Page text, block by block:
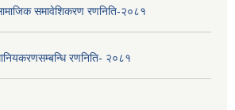
समावेशिकरण रणनिति-२०८१
रणनिति- २०८१